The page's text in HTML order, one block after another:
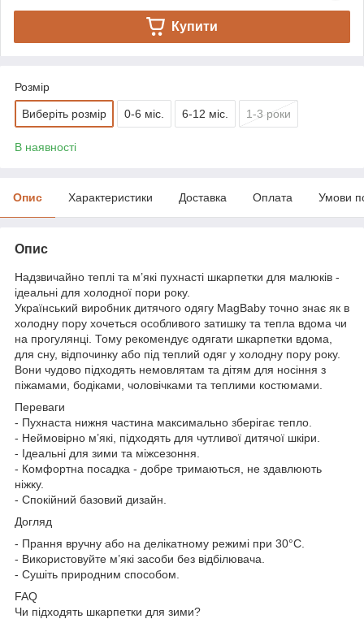
Купити
Розмір
Виберіть розмір 0-6 міс. 6-12 міс. 1-3 роки
В наявності
Опис Характеристики Доставка Оплата Умови
Опис
Надзвичайно теплі та м’які пухнасті шкарпетки для малюків -
ідеальні для холодної пори року.
Український виробник дитячого одягу MagBaby точно знає як в
холодну пору хочеться особливого затишку та тепла вдома чи
на прогулянці. Тому рекомендує одягати шкарпетки вдома,
для сну, відпочинку або під теплий одяг у холодну пору року.
Вони чудово підходять немовлятам та дітям для носіння з
піжамами, бодіками, чоловічками та теплими костюмами.
Переваги
- Пухнаста нижня частина максимально зберігає тепло.
- Неймовірно м’які, підходять для чутливої дитячої шкіри.
- Ідеальні для зими та міжсезоння.
- Комфортна посадка - добре тримаються, не здавлюють
ніжку.
- Спокійний базовий дизайн.
Догляд
- Прання вручну або на делікатному режимі при 30°C.
- Використовуйте м’які засоби без відбілювача.
- Сушіть природним способом.
FAQ
Чи підходять шкарпетки для зими?